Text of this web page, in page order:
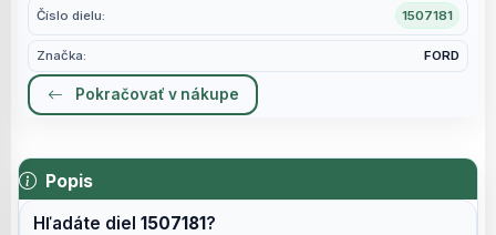
Číslo dielu: 1507181
Značka: FORD
Pokračovať v nákupe
Popis
Hľadáte diel1507181?